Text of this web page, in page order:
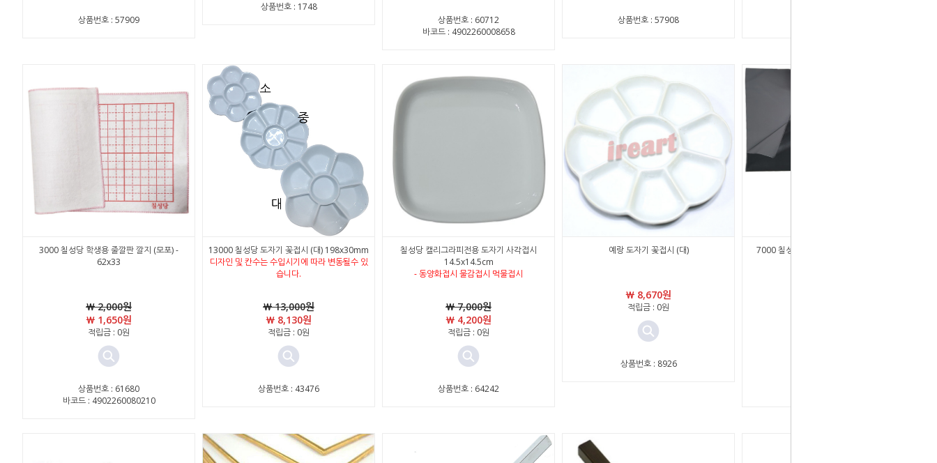
상품번호 : 57909
상품번호 : 1748
상품번호 : 60712
바코드 : 4902260008658
상품번호 : 57908
3000 칠성당 학생용 줄깔판 깔지 (모포) -
62x33
￦ 2,000원
￦ 1,650원
적립금 : 0원
상품번호 : 61680
바코드 : 4902260080210
13000 칠성당 도자기 꽃접시 (대) 198x30mm
디자인 및 칸수는 수입시기에 따라 변동될수 있
습니다.
￦ 13,000원
￦ 8,130원
적립금 : 0원
상품번호 : 43476
칠성당 캘리그라피전용 도자기 사각접시
14.5x14.5cm
- 동양화접시 물감접시 먹물접시
￦ 7,000원
￦ 4,200원
적립금 : 0원
상품번호 : 64242
예랑 도자기 꽃접시 (대)
￦ 8,670원
적립금 : 0원
상품번호 : 8926
7000 칠성당 고급 서화연 깔판 깔지 모포 -